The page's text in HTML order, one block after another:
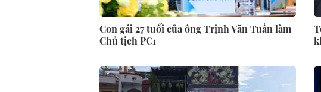
Con gái 27 tuổi của ông Trịnh Văn Tuấn làm
Chủ tịch PC1